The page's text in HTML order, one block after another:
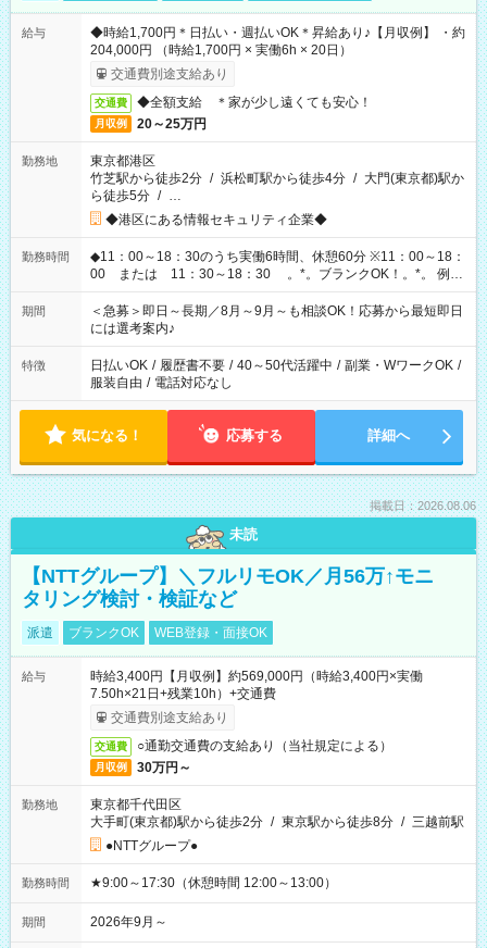
給与
◆時給1,700円＊日払い・週払いOK＊昇給あり♪【月収例】 ・約
204,000円 （時給1,700円 × 実働6h × 20日）
交通費別途支給あり
交通費 ◆全額支給 ＊家が少し遠くても安心！
月収例 20～25万円
勤務地
東京都港区
竹芝駅から徒歩2分 / 浜松町駅から徒歩4分 / 大門(東京都)駅か
ら徒歩5分 / …
◆港区にある情報セキュリティ企業◆
勤務時間
◆11：00～18：30のうち実働6時間、休憩60分 ※11：00～18：
00 または 11：30～18：30 。*。ブランクOK！。*。 例え
ば前職が、 在宅/財団法人/事務/コールセンター/受付/販売/カフェ
スタッフ スイーツ販売/ホテルフロント/化粧品販売/など 様々な
業界から入社して活躍されています♪
期間
＜急募＞即日～長期／8月～9月～も相談OK！応募から最短即日
には選考案内♪
特徴 日払いOK / 履歴書不要 / 40～50代活躍中 / 副業・WワークOK /
服装自由 / 電話対応なし
気になる！ 応募する 詳細へ
掲載日：2026.08.06
未読
【NTTグループ】＼フルリモOK／月56万↑モニ
タリング検討・検証など
派遣 ブランクOK WEB登録・面接OK
給与
時給3,400円【月収例】約569,000円（時給3,400円×実働
7.50h×21日+残業10h）+交通費
交通費別途支給あり
交通費 ○通勤交通費の支給あり（当社規定による）
月収例 30万円～
勤務地
東京都千代田区
大手町(東京都)駅から徒歩2分 / 東京駅から徒歩8分 / 三越前駅
●NTTグループ●
勤務時間 ★9:00～17:30（休憩時間 12:00～13:00）
期間 2026年9月～